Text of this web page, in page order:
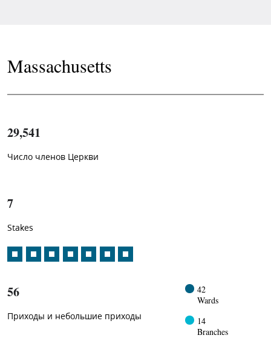
Massachusetts
29,541
Число членов Церкви
1 -in-
7
Stakes
56
Приходы и небольшие приходы
42
Wards
14
Branches